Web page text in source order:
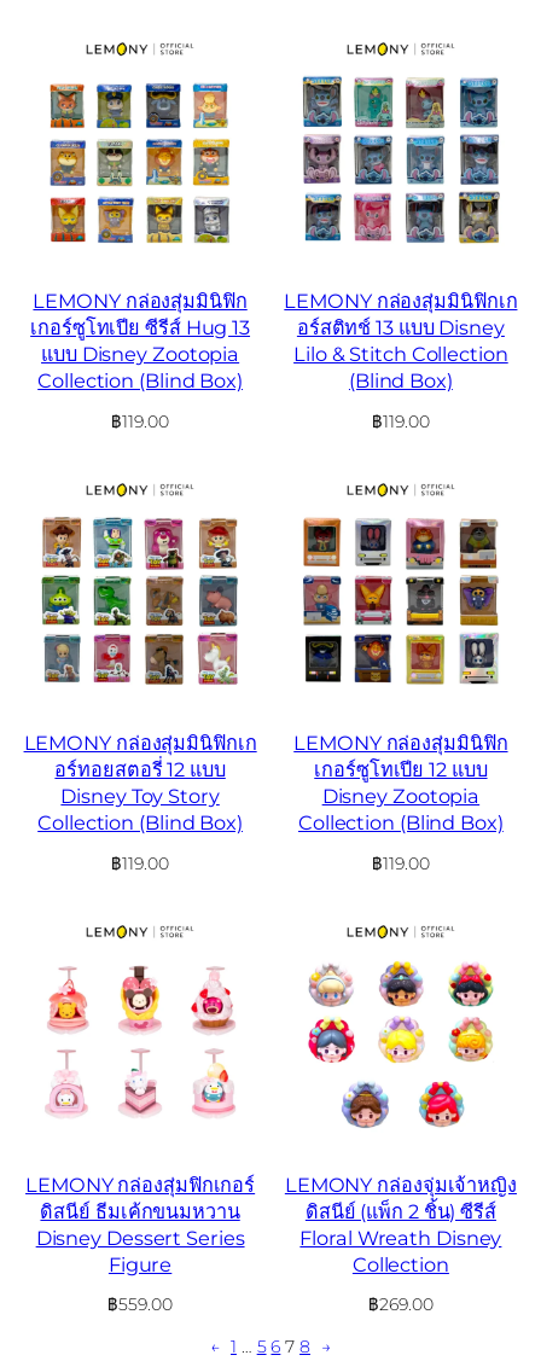
LEMONY กล่องสุ่มมินิฟิก
เกอร์ซูโทเปีย ซีรีส์ Hug 13
แบบ Disney Zootopia
Collection (Blind Box)
฿119.00
LEMONY กล่องสุ่มมินิฟิกเก
อร์สติทช์ 13 แบบ Disney
Lilo & Stitch Collection
(Blind Box)
฿119.00
LEMONY กล่องสุ่มมินิฟิกเก
อร์ทอยสตอรี่ 12 แบบ
Disney Toy Story
Collection (Blind Box)
฿119.00
LEMONY กล่องสุ่มมินิฟิก
เกอร์ซูโทเปีย 12 แบบ
Disney Zootopia
Collection (Blind Box)
฿119.00
LEMONY กล่องสุ่มฟิกเกอร์
ดิสนีย์ ธีมเค้กขนมหวาน
Disney Dessert Series
Figure
฿559.00
LEMONY กล่องจุ่มเจ้าหญิง
ดิสนีย์ (แพ็ก 2 ชิ้น) ซีรีส์
Floral Wreath Disney
Collection
฿269.00
← 1 … 5 6 7 8 →